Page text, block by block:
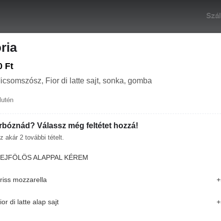
12:00 Rendelés: Zárva. Nyitás: Ma 12:00
PIZZÁK (30-32 CM)
most zárva. Nyitás: Ma 12:00
Ft
Fior di latte sajt, sonka, gomba
Válassz még feltétet hozzá!
akár 2 további tételt.
ALAPPAL KÉREM
mozzarella
di latte alap sajt